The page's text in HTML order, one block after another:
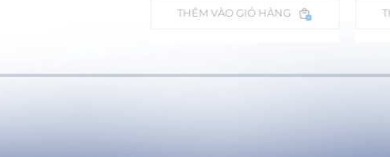
THÊM VÀO GIỎ HÀNG THÊM VÀO GIỎ HÀNG